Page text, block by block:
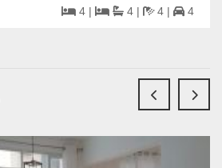
4 | 4 | 4 | 4